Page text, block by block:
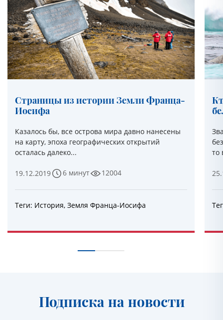
Страницы из истории Земли Франца-
Иосифа
Казалось бы, все острова мира давно нанесены
на карту, эпоха географических открытий
осталась далеко...
19.12.2019 6 минут 12004
Теги: История, Земля Франца-Иосифа
то
Подписка на новости